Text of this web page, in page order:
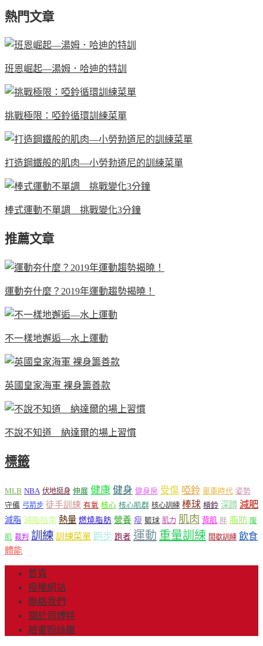
熱門文章
班恩崛起—湯姆．哈迪的特訓
挑戰極限：啞鈴循環訓練菜單
打造鋼鐵般的肌肉—小勞勃道尼的訓練菜單
棒式運動不單調 挑戰變化3分鐘
推薦文章
運動夯什麼？2019年運動趨勢揭曉！
不一樣地邂逅—水上運動
英國皇家海軍 裸身籌善款
不說不知道 納達爾的場上習慣
標籤
MLB NBA 伏地挺身 伸展 健康 健身 健身房 受傷 啞鈴 單車時代 姿勢
守備 弓箭步 徒手訓練 有氧 核心 核心肌群 核心訓練 棒球 槓鈴 深蹲 減肥
減脂 減脂指南 熱量 燃燒脂肪 營養 瘦 籃球 肌力 肌肉 背肌 胖 脂肪 腹
肌 裁判 訓練 訓練菜單 跑步 跑者 運動 重量訓練 間歇訓練 飲食
體能
首頁
授權網站
聯絡我們
關於司博特
臉書粉絲團